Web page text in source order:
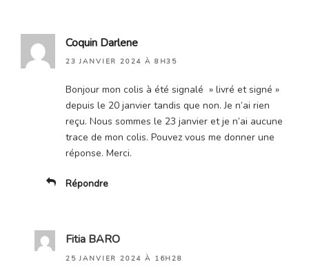
Coquin Darlene
23 JANVIER 2024 À 8H35
Bonjour mon colis à été signalé » livré et signé »
depuis le 20 janvier tandis que non. Je n’ai rien
reçu. Nous sommes le 23 janvier et je n’ai aucune
trace de mon colis. Pouvez vous me donner une
réponse. Merci.
Répondre
Fitia BARO
25 JANVIER 2024 À 16H28